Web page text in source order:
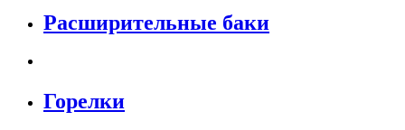
Расширительные баки
Горелки